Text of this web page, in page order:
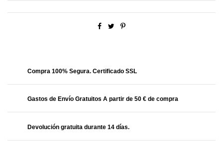
Compra 100% Segura. Certificado SSL
Gastos de Envío Gratuitos A partir de 50 € de compra
Devolución gratuita durante 14 días.